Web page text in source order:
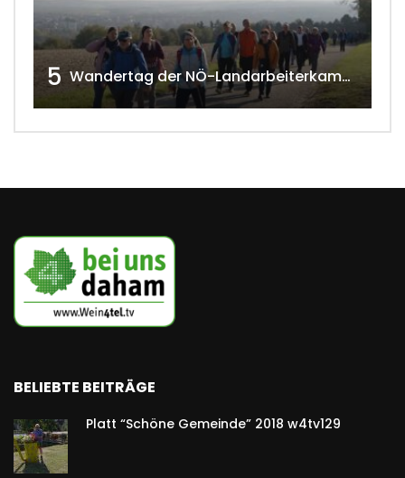
5 Wandertag der NÖ-Landarbeiterkammer in Hollabrunn 2024
BELIEBTE BEITRÄGE
Platt “Schöne Gemeinde” 2018 w4tv129